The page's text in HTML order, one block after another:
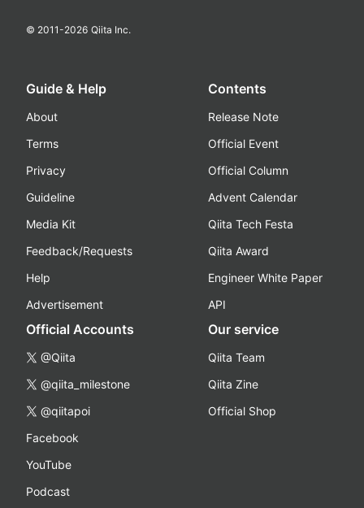
© 2011-2026 Qiita Inc.
Guide & Help
About
Terms
Privacy
Guideline
Media Kit
Feedback/Requests
Help
Advertisement
Contents
Release Note
Official Event
Official Column
Advent Calendar
Qiita Tech Festa
Qiita Award
Engineer White Paper
API
Official Accounts
@Qiita
@qiita_milestone
@qiitapoi
Facebook
YouTube
Podcast
Our service
Qiita Team
Qiita Zine
Official Shop